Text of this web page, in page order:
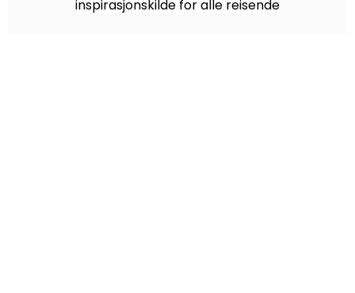
inspirasjonskilde for alle reisende